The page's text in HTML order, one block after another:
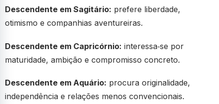
Descendente em Sagitário: prefere liberdade,
otimismo e companhias aventureiras.
Descendente em Capricórnio: interessa‑se por
maturidade, ambição e compromisso concreto.
Descendente em Aquário: procura originalidade,
independência e relações menos convencionais.